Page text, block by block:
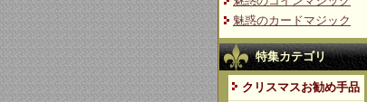
魅惑のカードマジック
特集カテゴリ
クリスマスお勧め手品